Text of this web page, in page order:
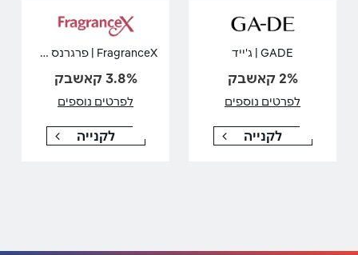
GADE | ג'ייד
2% קאשבק
לפרטים נוספים
לקנייה
FragranceX | פרגרנס איקס
3.8% קאשבק
לפרטים נוספים
לקנייה